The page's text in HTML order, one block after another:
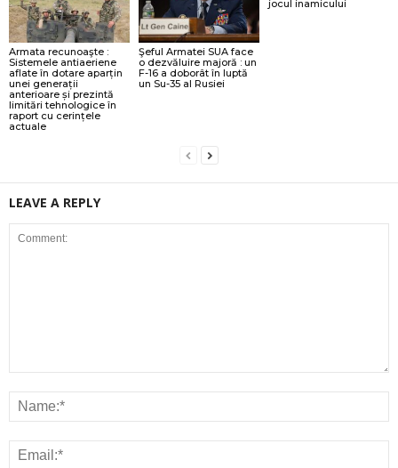
Armata recunoaşte :
Sistemele antiaeriene
aflate în dotare aparțin
unei generații
anterioare și prezintă
limitări tehnologice în
raport cu cerințele
actuale
Şeful Armatei SUA face
o dezvăluire majoră : un
F-16 a doborât în luptă
un Su-35 al Rusiei
jocul inamicului
LEAVE A REPLY